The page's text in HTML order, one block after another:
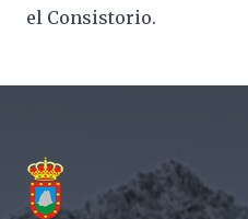
el Consistorio.